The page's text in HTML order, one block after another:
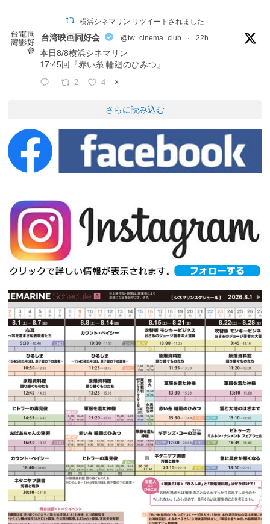
横浜シネマリン リツイートされました
台湾映画同好会 @tw_cinema_club · 22h
本日8/8横浜シネマリン
17:45回『赤い糸 輪廻のひみつ』
2 4 X
さらに読み込む